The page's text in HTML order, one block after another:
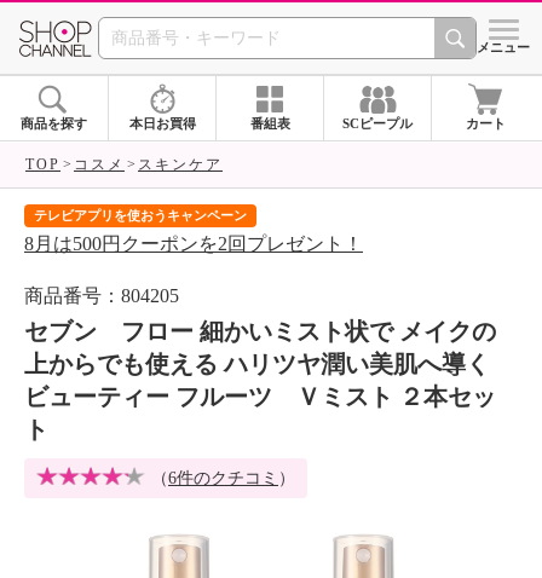
SHOP CHANNEL シメニュー
商品を探す 本日お買得 番組表 SCピープル カート
TOP コスメ スキンケア
テレビアプリを使おうキャンペーン
8月は500円クーポンを2回プレゼント！
商品番号：804205
セブン フロー 細かいミスト状で メイクの
上からでも使える ハリツヤ潤い美肌へ導く
ビューティー フルーツ Ｖミスト ２本セッ
ト
（6件のクチコミ ）